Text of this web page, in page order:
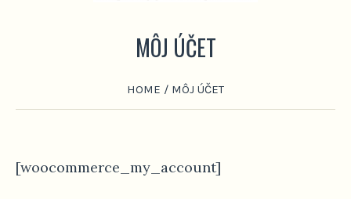
MÔJ ÚČET
HOME / MÔJ ÚČET
[woocommerce_my_account]